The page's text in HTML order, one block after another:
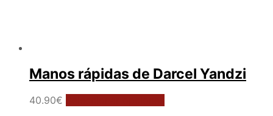
Manos rápidas de Darcel Yandzi
40.90€